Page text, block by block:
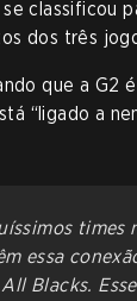
classificou
dos três
que a G2
“ligado a
times
essa
Blacks.